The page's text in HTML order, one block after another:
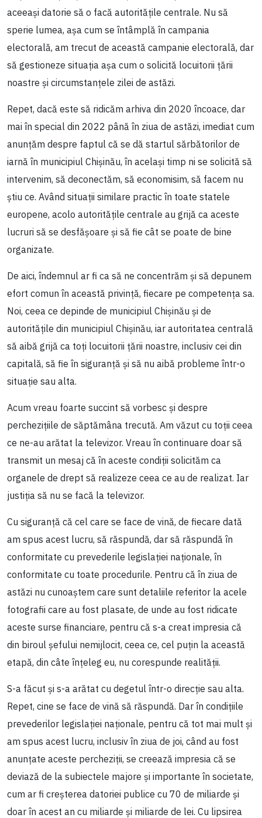
aceeași datorie să o facă autoritățile centrale. Nu să
sperie lumea, așa cum se întâmplă în campania
electorală, am trecut de această campanie electorală, dar
să gestioneze situația așa cum o solicită locuitorii țării
noastre și circumstanțele zilei de astăzi.
Repet, dacă este să ridicăm arhiva din 2020 încoace, dar
mai în special din 2022 până în ziua de astăzi, imediat cum
anunțăm despre faptul că se dă startul sărbătorilor de
iarnă în municipiul Chișinău, în același timp ni se solicită să
intervenim, să deconectăm, să economisim, să facem nu
știu ce. Având situații similare practic în toate statele
europene, acolo autoritățile centrale au grijă ca aceste
lucruri să se desfășoare și să fie cât se poate de bine
organizate.
De aici, îndemnul ar fi ca să ne concentrăm și să depunem
efort comun în această privință, fiecare pe competența sa.
Noi, ceea ce depinde de municipiul Chișinău și de
autoritățile din municipiul Chișinău, iar autoritatea centrală
să aibă grijă ca toți locuitorii țării noastre, inclusiv cei din
capitală, să fie în siguranță și să nu aibă probleme într-o
situație sau alta.
Acum vreau foarte succint să vorbesc și despre
perchezițiile de săptămâna trecută. Am văzut cu toții ceea
ce ne-au arătat la televizor. Vreau în continuare doar să
transmit un mesaj că în aceste condiții solicităm ca
organele de drept să realizeze ceea ce au de realizat. Iar
justiția să nu se facă la televizor.
Cu siguranță că cel care se face de vină, de fiecare dată
am spus acest lucru, să răspundă, dar să răspundă în
conformitate cu prevederile legislației naționale, în
conformitate cu toate procedurile. Pentru că în ziua de
astăzi nu cunoaștem care sunt detaliile referitor la acele
fotografii care au fost plasate, de unde au fost ridicate
aceste surse financiare, pentru că s-a creat impresia că
din biroul șefului nemijlocit, ceea ce, cel puțin la această
etapă, din câte înțeleg eu, nu corespunde realității.
S-a făcut și s-a arătat cu degetul într-o direcție sau alta.
Repet, cine se face de vină să răspundă. Dar în condițiile
prevederilor legislației naționale, pentru că tot mai mult și
am spus acest lucru, inclusiv în ziua de joi, când au fost
anunțate aceste percheziții, se creează impresia că se
deviază de la subiectele majore și importante în societate,
cum ar fi creșterea datoriei publice cu 70 de miliarde și
doar în acest an cu miliarde și miliarde de lei. Cu lipsirea